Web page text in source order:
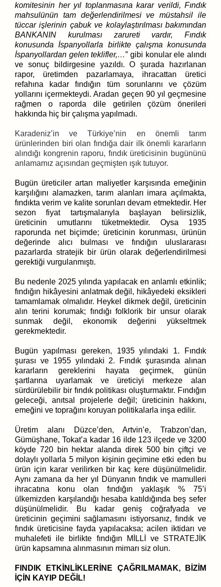
komitesinin her yıl toplanmasına karar verildi, Fındık
mahsulünün tam değerlendirilmesi ve müstahsil ile
tüccar işlerinin çabuk ve kolaylaştırılması bakımından
BANKANIN kurulması zarureti vardır, Fındık
konusunda İspanyollarla birlikte çalışma konusunda
İspanyollardan gelen teklifler,…” gibi konular ele alındı
ve sonuç bildirgesine yazıldı.O şurada hazırlanan
rapor, üretimden pazarlamaya, ihracattan üretici
refahına kadar fındığın tüm sorunlarını ve çözüm
yollarını içermekteydi. Aradan geçen 90 yıl geçmesine
rağmen o raporda dile getirilen çözüm önerileri
hakkında hiç bir çalışma yapılmadı.
Karadeniz’in ve Türkiye’nin en önemli tarım
ürünlerinden biri olan fındığa dair ilk önemli kararların
alındığı kongrenin raporu, fındık üreticisinin bugününü
anlamamız açısından geçmişten ışık tutuyor.
Bugün üreticiler artan maliyetler karşısında emeğinin
karşılığını alamazken, tarım alanları imara açılmakta,
fındıkta verim ve kalite sorunları devam etmektedir. Her
sezon fiyat tartışmalarıyla başlayan belirsizlik,
üreticinin umutlarını tüketmektedir. Oysa 1935
raporunda net biçimde; üreticinin korunması, ürünün
değerinde alıcı bulması ve fındığın uluslararası
pazarlarda stratejik bir ürün olarak değerlendirilmesi
gerektiği vurgulanmıştı.
Bu nedenle 2025 yılında yapılacak en anlamlı etkinlik;
fındığın hikâyesini anlatmak değil, hikâyedeki eksikleri
tamamlamak olmalıdır. Heykel dikmek değil, üreticinin
alın terini korumak; fındığı folklorik bir unsur olarak
sunmak değil, ekonomik değerini yükseltmek
gerekmektedir.
Bugün yapılması gereken, 1935 yılındaki 1. Fındık
şurası ve 1955 yılındaki 2. Fındık şurasında alınan
kararların gereklerini hayata geçirmek, günün
şartlarına uyarlamak ve üreticiyi merkeze alan
sürdürülebilir bir fındık politikası oluşturmaktır. Fındığın
geleceği, anıtsal projelerle değil; üreticinin hakkını,
emeğini ve toprağını koruyan politikalarla inşa edilir.
Üretim alanı Düzce’den, Artvin’e, Trabzon’dan,
Gümüşhane, Tokat’a kadar 16 ilde 123 ilçede ve 3200
köyde 720 bin hektar alanda direk 500 bin çiftçi ve
dolaylı yollarla 5 milyon kişinin geçimine etki eden bu
ürün için karar verilirken bir kaç kere düşünülmelidir.
Aynı zamana da her yıl Dünyanın fındık ve mamulleri
ihracatına konu olan fındığın yaklaşık % 75’i
ülkemizden karşılandığı hesaba katıldığında beş sefer
düşünülmelidir. Bu kadar geniş coğrafyada ve
üreticinin geçimini sağlamasını istiyorsanız, fındık ve
fındık üreticisine fayda yapılacaksa; acilen iktidarı ve
muhalefeti ile birlikte fındığın MİLLİ ve STRATEJİK
ürün kapsamına alınmasının mimarı siz olun.
FINDIK ETKİNLİKLERİNE ÇAĞRILMAMAK, BİZİM
İÇİN KAYIP DEĞİL!